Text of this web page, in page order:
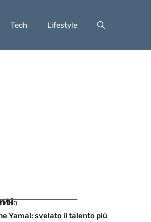
Tech Lifestyle
Yamal: svelato il talento più